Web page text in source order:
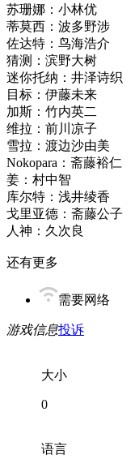
苏珊娜：小林优
蒂莫西：波多野涉
佐达特：鸟海浩介
猜测：滨野大树
迷你托纳：井泽诗织
目标：伊藤未来
加斯：竹内英二
维拉：前川凉子
雪拉：渡边沙由美
Nokopara：斋藤裕仁
姜：村中智
库尔特：浅井绫香
戈里亚德：斋藤公子
人神：久次良
还有更多
需要网络
游戏信息投诉
大小
0
语言